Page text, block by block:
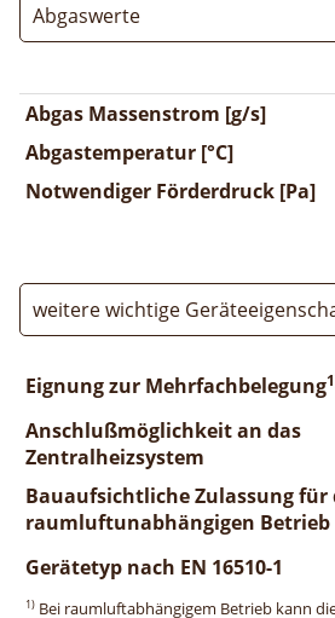
Abgaswerte
Abgas Massenstrom [g/s]
Abgastemperatur [°C]
Notwendiger Förderdruck [Pa]
weitere wichtige
Eignung zur Mehrfachbelegung
Anschlußmöglichkeit an das
Zentralheizsystem
Bauaufsichtliche Zulassung für
raumluftunabhängigen Betrieb
Gerätetyp nach EN 16510-1
1) Bei raumluftabhängigem Betrieb kann